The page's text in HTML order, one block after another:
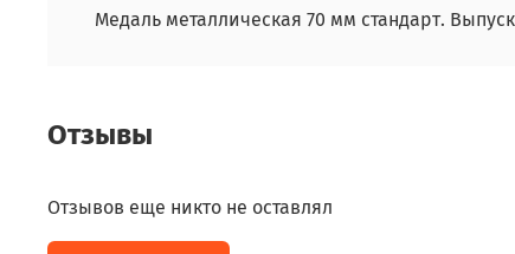
Медаль металлическая 70 мм стандарт.
Отзывы
Отзывов еще никто не оставлял